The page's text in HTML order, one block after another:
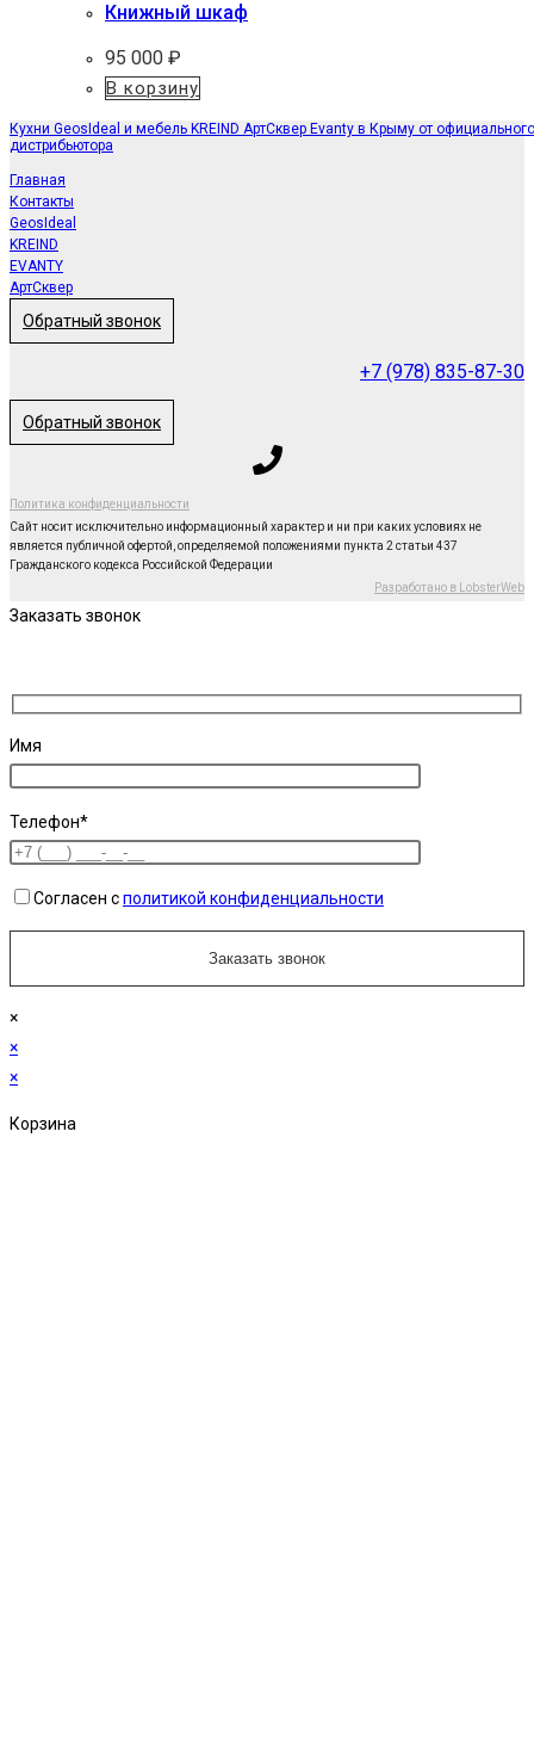
Книжный шкаф
95 000 ₽
В корзину
Кухни GeosIdeal и мебель KREIND АртСквер Evanty в Крыму от официального
дистрибьютора
Главная
Контакты
GeosIdeal
KREIND
EVANTY
АртСквер
Обратный звонок
+7 (978) 835-87-30
Обратный звонок
Политика конфиденциальности
Сайт носит исключительно информационный характер и ни при каких условиях не
является публичной офертой, определяемой положениями пункта 2 статьи 437
Гражданского кодекса Российской Федерации
Разработано в LobsterWeb
Заказать звонок
Имя
Телефон*
Согласен сполитикой конфиденциальности
×
×
×
Корзина